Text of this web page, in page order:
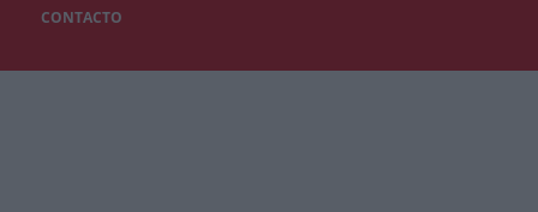
CONTACTO